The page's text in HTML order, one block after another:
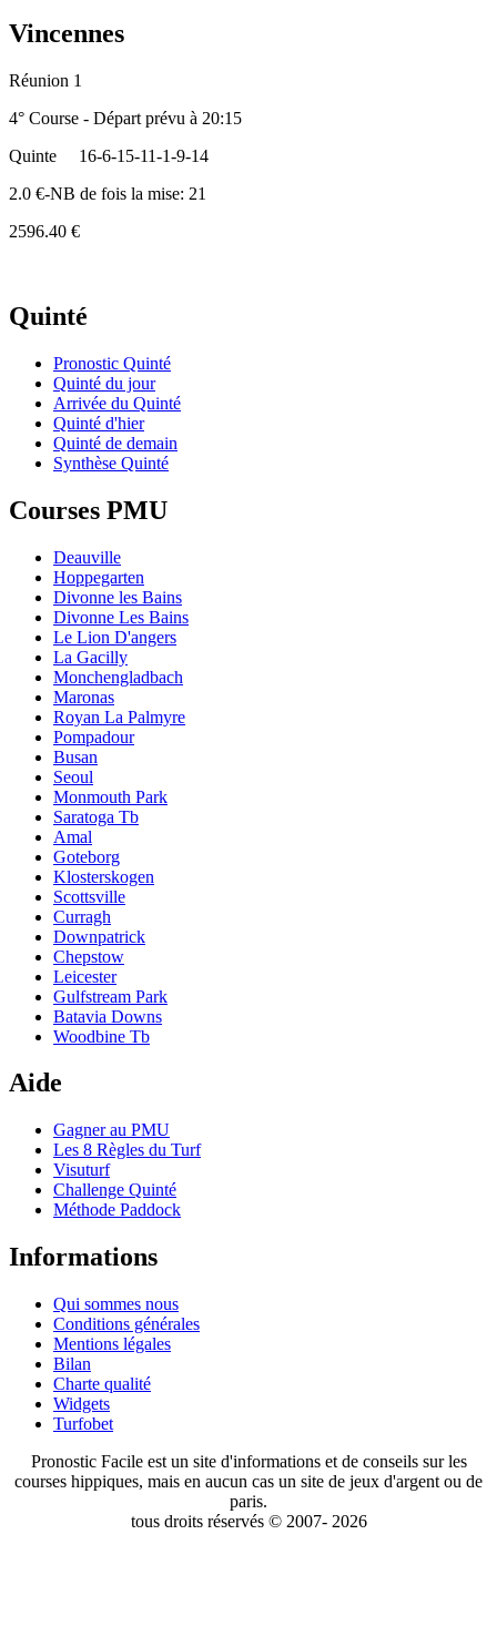
Vincennes
Réunion 1
4° Course - Départ prévu à 20:15
Quinte
16-6-15-11-1-9-14
2.0 €-NB de fois la mise: 21
2596.40 €
Quinté
Pronostic Quinté
Quinté du jour
Arrivée du Quinté
Quinté d'hier
Quinté de demain
Synthèse Quinté
Courses PMU
Deauville
Hoppegarten
Divonne les Bains
Divonne Les Bains
Le Lion D'angers
La Gacilly
Monchengladbach
Maronas
Royan La Palmyre
Pompadour
Busan
Seoul
Monmouth Park
Saratoga Tb
Amal
Goteborg
Klosterskogen
Scottsville
Curragh
Downpatrick
Chepstow
Leicester
Gulfstream Park
Batavia Downs
Woodbine Tb
Aide
Gagner au PMU
Les 8 Règles du Turf
Visuturf
Challenge Quinté
Méthode Paddock
Informations
Qui sommes nous
Conditions générales
Mentions légales
Bilan
Charte qualité
Widgets
Turfobet
Pronostic Facile est un site d'informations et de conseils sur les
courses hippiques, mais en aucun cas un site de jeux d'argent ou de
paris.
tous droits réservés © 2007- 2026